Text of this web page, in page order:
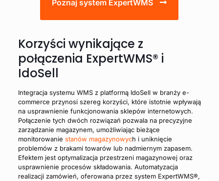
Poznaj system ExpertWMS
Korzyści wynikające z
połączenia ExpertWMS® i
IdoSell
Integracja systemu WMS z platformą IdoSell w branży e-
commerce przynosi szereg korzyści, które istotnie wpływają
na usprawnienie funkcjonowania sklepów internetowych.
Połączenie tych dwóch rozwiązań pozwala na precyzyjne
zarządzanie magazynem, umożliwiając bieżące
monitorowanie stanów magazynowych i uniknięcie
problemów z brakami towarów lub nadmiernym zapasem.
Efektem jest optymalizacja przestrzeni magazynowej oraz
usprawnienie procesów składowania. Automatyzacja
realizacji zamówień, oferowana przez system ExpertWMS®,